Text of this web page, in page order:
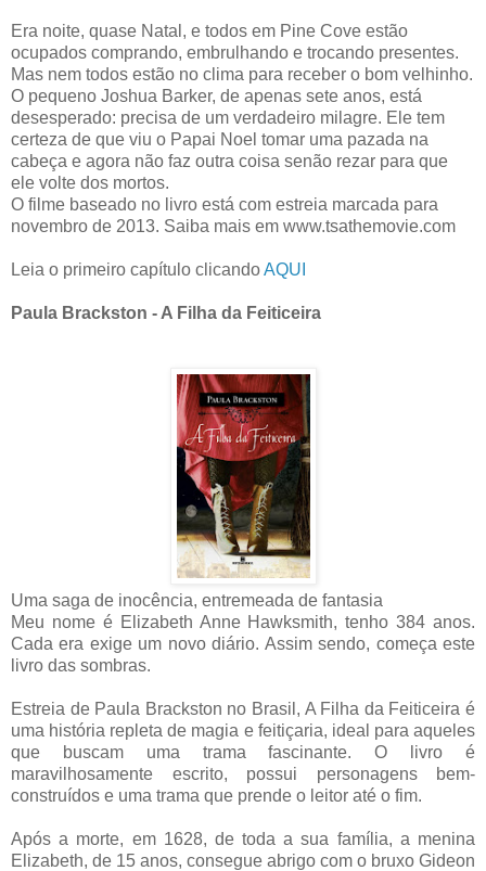
Era noite, quase Natal, e todos em Pine Cove estão
ocupados comprando, embrulhando e trocando presentes.
Mas nem todos estão no clima para receber o bom velhinho.
O pequeno Joshua Barker, de apenas sete anos, está
desesperado: precisa de um verdadeiro milagre. Ele tem
certeza de que viu o Papai Noel tomar uma pazada na
cabeça e agora não faz outra coisa senão rezar para que
ele volte dos mortos.
O filme baseado no livro está com estreia marcada para
novembro de 2013. Saiba mais em www.tsathemovie.com
Leia o primeiro capítulo clicandoAQUI
Paula Brackston - A Filha da Feiticeira
Uma saga de inocência, entremeada de fantasia
Meu nome é Elizabeth Anne Hawksmith, tenho 384 anos.
Cada era exige um novo diário. Assim sendo, começa este
livro das sombras.
Estreia de Paula Brackston no Brasil, A Filha da Feiticeira é
uma história repleta de magia e feitiçaria, ideal para aqueles
que buscam uma trama fascinante. O livro é
maravilhosamente escrito, possui personagens bem-
construídos e uma trama que prende o leitor até o fim.
Após a morte, em 1628, de toda a sua família, a menina
Elizabeth, de 15 anos, consegue abrigo com o bruxo Gideon